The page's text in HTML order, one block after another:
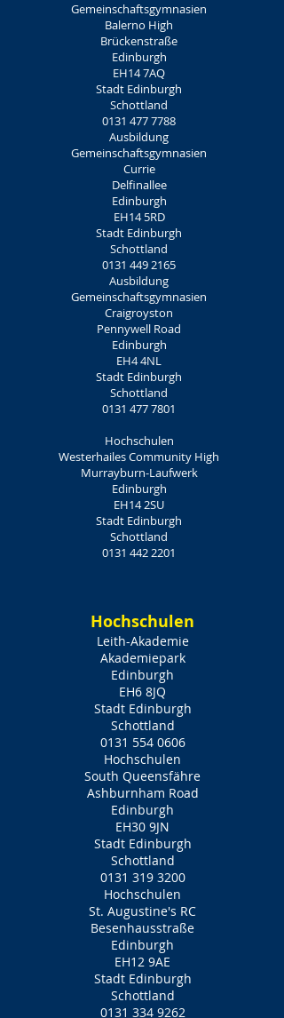
Gemeinschaftsgymnasien
Balerno High
Brückenstraße
Edinburgh
EH14 7AQ
Stadt Edinburgh
Schottland
0131 477 7788
Ausbildung
Gemeinschaftsgymnasien
Currie
Delfinallee
Edinburgh
EH14 5RD
Stadt Edinburgh
Schottland
0131 449 2165
Ausbildung
Gemeinschaftsgymnasien
Craigroyston
Pennywell Road
Edinburgh
EH4 4NL
Stadt Edinburgh
Schottland
0131 477 7801
Hochschulen
Westerhailes Community High
Murrayburn-Laufwerk
Edinburgh
EH14 2SU
Stadt Edinburgh
Schottland
0131 442 2201
Hochschulen
Leith-Akademie
Akademiepark
Edinburgh
EH6 8JQ
Stadt Edinburgh
Schottland
0131 554 0606
Hochschulen
South Queensfähre
Ashburnham Road
Edinburgh
EH30 9JN
Stadt Edinburgh
Schottland
0131 319 3200
Hochschulen
St. Augustine's RC
Besenhausstraße
Edinburgh
EH12 9AE
Stadt Edinburgh
Schottland
0131 334 9262